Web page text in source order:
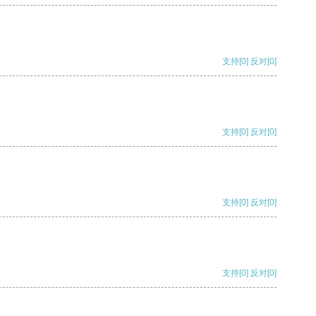
支持[0] 反对[0]
支持[0] 反对[0]
支持[0] 反对[0]
支持[0] 反对[0]